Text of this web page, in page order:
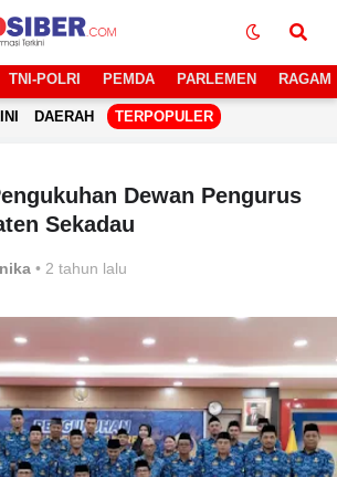
TNI-POLRI PEMDA PARLEMEN RAGAM
DAERAH TERPOPULER
Dewan Pengurus
Sekadau
• 2 tahun lalu